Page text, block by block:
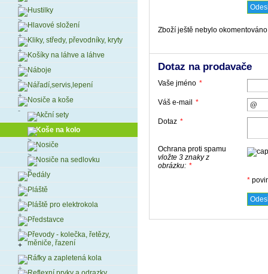
Zboží ještě nebylo
Dotaz na prodavače
Vaše jméno *
Váš e-mail *
Dotaz *
Ochrana proti spamu
vložte 3 znaky z
obrázku: *
*
Hustilky
Hlavové složení
Kliky, středy, převodníky, kryty
Košíky na láhve a láhve
Náboje
Nářadí,servis,lepení
Nosiče a koše
Akční sety
Koše na kolo
Nosiče
Nosiče na sedlovku
Pedály
Pláště
Pláště pro elektrokola
Představce
Převody - kolečka, řetězy,
měniče, řazení
Ráfky a zapletená kola